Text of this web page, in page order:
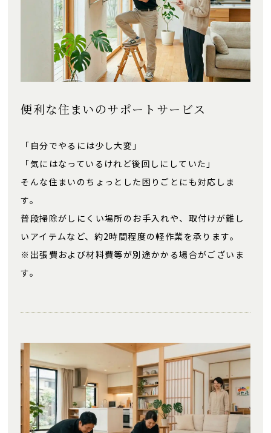
便利な住まいのサポートサービス
「自分でやるには少し大変」
「気にはなっているけれど後回しにしていた」
そんな住まいのちょっとした困りごとにも対応しま
す。
普段掃除がしにくい場所のお手入れや、取付けが難し
いアイテムなど、約2時間程度の軽作業を承ります。
※出張費および材料費等が別途かかる場合がございま
す。